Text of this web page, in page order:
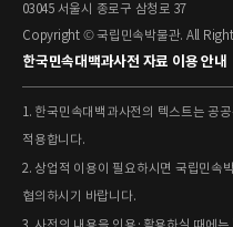
03045 서울시 종로구 삼청로 37
Copyright © 국립민속박물관. All
한국민속대백과사전 자료 이용 안내
1. 한국민속대백과사전의 텍스트는 공
적용합니다.
2. 상업적 이용이 필요하시면 국립민속
협의하시기 바랍니다.